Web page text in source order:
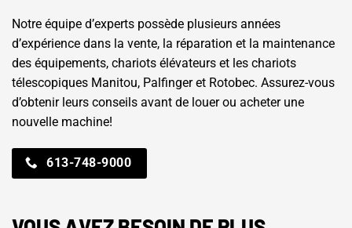
Notre équipe d’experts possède plusieurs années
d’expérience dans la vente, la réparation et la maintenance
des équipements, chariots élévateurs et les chariots
télescopiques Manitou, Palfinger et Rotobec. Assurez-vous
d’obtenir leurs conseils avant de louer ou acheter une
nouvelle machine!
613-748-9000